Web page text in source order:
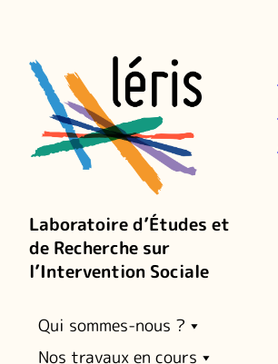
Laboratoire d’Études et
de Recherche sur
l’Intervention Sociale
Qui sommes-nous ?
Nos travaux en cours